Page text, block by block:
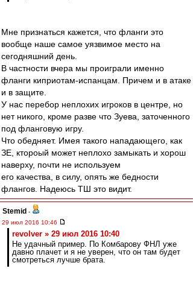
Мне признаться кажется, что фланги это
вообще наше самое уязвимое место на
сегодняшний день.
В частности вчера мы проиграли именно
фланги киприотам-испанцам. Причем и в атаке
и в защите.
У нас перебор неплохих игроков в центре, но
нет никого, кроме разве что Зуева, заточенного
под фланговую игру.
Что обедняет. Имея такого нападающего, как
ЗЕ, ктороый может неплохо замыкать и хорош
наверху, почти не используем
его качества, в силу, опять же бедности
флангов. Надеюсь ТШ это видит.
Stemid -
29 июл 2016 10:46
revolver » 29 июл 2016 10:40
Не удачный пример. По Комбарову ФНЛ уже
давно плачет и я не уверен, что он там будет
смотреться лучше брата.